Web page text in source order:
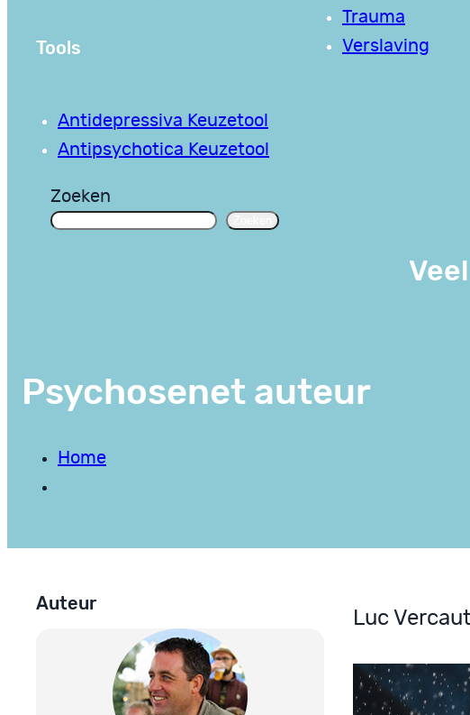
Tools
Antidepressiva Keuzetool
Antipsychotica Keuzetool
Trauma
Verslaving
Zoeken
Psychosenet auteur
Home
Auteur
Luc